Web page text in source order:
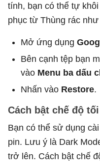
tính, bạn có thể tự
phục từ Thùng rác như
Mở ứng dụng
Bên cạnh tệp bạn
vào Menu ba dấu
Nhấn vào Restore.
Cách bật chế độ tối
Bạn có thể sử dụng
pin. Lưu ý là Dark
trở lên. Cách bật chế